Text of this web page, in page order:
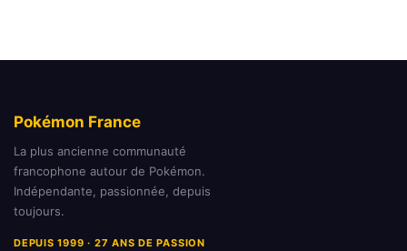
Pokémon France
La plus ancienne communauté
francophone autour de Pokémon.
Indépendante, passionnée, depuis
toujours.
DEPUIS 1999 · 27 ANS DE PASSION